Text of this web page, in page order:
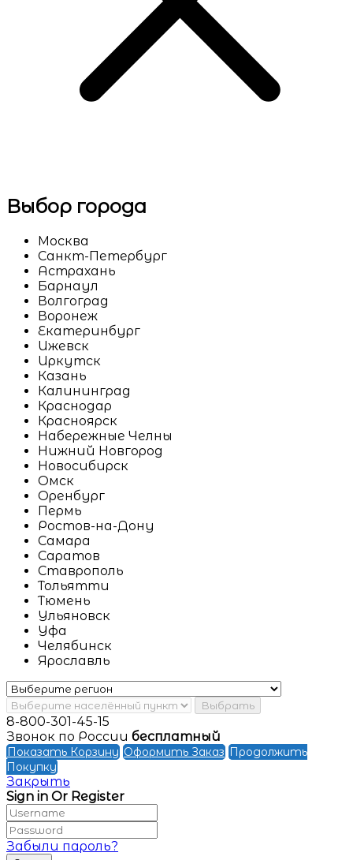
Выбор города
Москва
Санкт-Петербург
Астрахань
Барнаул
Волгоград
Воронеж
Екатеринбург
Ижевск
Иркутск
Казань
Калининград
Краснодар
Красноярск
Набережные Челны
Нижний Новгород
Новосибирск
Омск
Оренбург
Пермь
Ростов-на-Дону
Самара
Саратов
Ставрополь
Тольятти
Тюмень
Ульяновск
Уфа
Челябинск
Ярославль
Выбрать
8-800-301-45-15
Звонок по России бесплатный
Показать Корзину Оформить Заказ Продолжить
Покупку
Закрыть
Sign in Or Register
Забыли пароль?